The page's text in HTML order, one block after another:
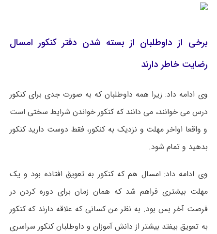
برخی از داوطلبان از بسته شدن دفتر کنکور امسال
رضایت خاطر دارند
وی ادامه داد: زیرا همه داوطلبان که به صورت جدی برای کنکور
درس می خوانند، می دانند که کنکور خواندن شرایط سختی است
و واقعا اواخر مهلت و نزدیک به کنکور، فقط دوست دارید کنکور
بدهید و تمام شود.
وی ادامه داد: امسال هم که کنکور به تعویق افتاده بود و یک
مهلت بیشتری فراهم شد که همان زمان برای دوره کردن در
فرصت آخر بس بود. به نظر من کسانی که علاقه دارند که کنکور
به تعویق بیفتد بیشتر از دانش آموزان و داوطلبان کنکور سراسری